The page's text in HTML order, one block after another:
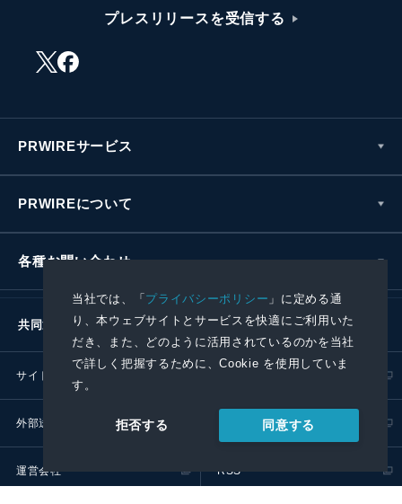
当社では、「プライバシーポリシー 」に定める通
り、本ウェブサイトとサービスを快適にご利用いた
だき、また、どのように活用されているのかを当社
で詳しく把握するために、Cookie を使用していま
す。
拒否する 同意する
プレスリリースを受信する
PRWIREサービス
PRWIREについて
各種お問い合わせ
共同通信社グループ
サイトポリシー
外部送信ポリシー プレスリリース取扱基準
運営会社 RSS